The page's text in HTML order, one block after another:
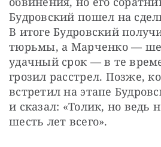
Будровский пошел на
В итоге Будровский
тюрьмы, а Марченко —
удачный срок — в те
грозил расстрел. Позже,
встретил на этапе
и сказал: «Толик, но ведь
шесть лет всего».